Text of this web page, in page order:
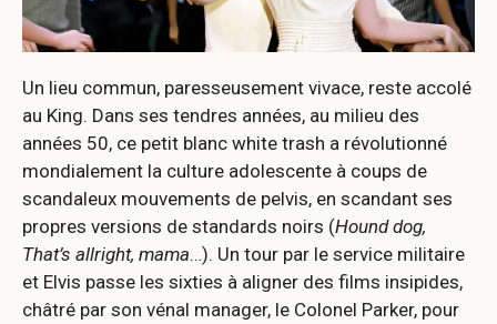
Un lieu commun, paresseusement vivace, reste accolé
au King. Dans ses tendres années, au milieu des
années 50, ce petit blanc white trash a révolutionné
mondialement la culture adolescente à coups de
scandaleux mouvements de pelvis, en scandant ses
propres versions de standards noirs (Hound dog,
That’s allright, mama…). Un tour par le service militaire
et Elvis passe les sixties à aligner des films insipides,
châtré par son vénal manager, le Colonel Parker, pour